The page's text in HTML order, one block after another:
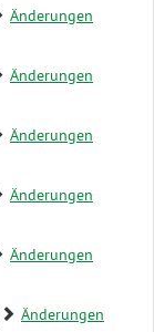
Änderungen
Änderungen
Änderungen
Änderungen
Änderungen
Änderungen